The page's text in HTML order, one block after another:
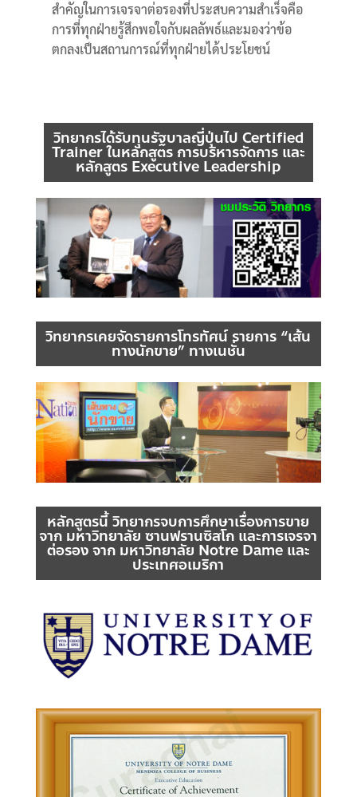
สำคัญในการเจรจาต่อรองที่ประสบความสำเร็จคือ
การที่ทุกฝ่ายรู้สึกพอใจกับผลลัพธ์และมองว่าข้อ
ตกลงเป็นสถานการณ์ที่ทุกฝ่ายได้ประโยชน์
วิทยากรได้รับทุนรัฐบาลญี่ปุ่นไป Certified
Trainer ในหลักสูตร การบริหารจัดการ และ
หลักสูตร Executive Leadership
วิทยากรเคยจัดรายการโทรทัศน์ รายการ “เส้น
ทางนักขาย” ทางเนชั่น
หลักสูตรนี้ วิทยากรจบการศึกษาเรื่องการขาย
จาก มหาวิทยาลัย ซานฟรานซิสโก และการเจรจา
ต่อรอง จาก มหาวิทยาลัย Notre Dame และ
ประเทศอเมริกา